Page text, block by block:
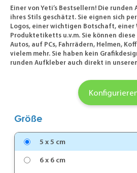
Einer von Yeti’s Bestsellern! Die
ihres Stils geschätzt. Sie eignen sich
Logos, einer wichtigen Botschaft,
Produktetiketts u.v.m. Sie können
Autos, auf PCs, Fahrrädern, Helmen,
vielem mehr. Sie haben kein
runden Aufkleber auch direkt in
Größe
5 x 5 cm
6 x 6 cm